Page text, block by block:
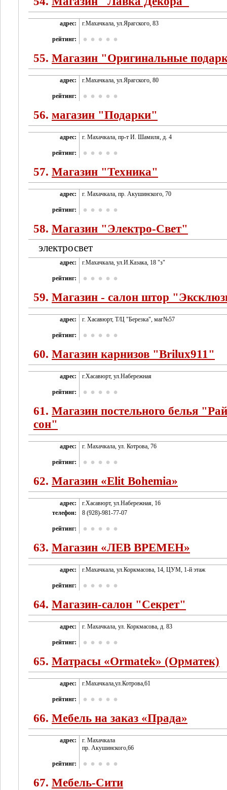
адрес: г.Махачкала, ул.Ярагского, 83
рейтинг:
55. Магазин "Оригинальные
адрес: г.Махачкала, ул.Ярагского, 80
рейтинг:
56. магазин "Подарки"
адрес: г. Махачкала, пр-т И. Шамиля, д. 4
рейтинг:
57. Магазин "Техника"
адрес: г. Махачкала, пр. Акушинского, 70
рейтинг:
58. Магазин "Электро-Cвет"
электросвет
адрес: г.Махачкала, ул.И.Казака, 18 "з"
рейтинг:
59. Магазин - салон штор
адрес: г. Хасавюрт, Т/Ц "Березка", маг№57
рейтинг:
60. Магазин карнизов "Brilux911"
адрес: г.Хасавюрт, ул.Набережная
рейтинг:
61. Магазин постельного белья
сон"
адрес: г. Махачкала, ул. Котрова, 76
рейтинг:
62. Магазин «Elit Bohemia»
адрес:
г.Хасавюрт, ул.Набережная, 16
телефон:
8 (928)-981-77-07
рейтинг:
63. Магазин «ЛЕВ ВРЕМЕН»
адрес: г.Махачкала, ул.Коркмасова, 14, ЦУМ, 1-й этаж
рейтинг:
64. Магазин-салон "Секрет"
адрес: г. Махачкала, ул. Коркмасова, д. 83
рейтинг:
65. Матрасы «Ormatek» (Орматек)
адрес: г.Махачкала,ул.Котрова,61
рейтинг:
66. Мебель на заказ «Прада»
адрес:
г. Махачкала
пр. Акушинского,66
рейтинг:
67. Мебель-Сити